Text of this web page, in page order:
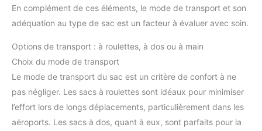
En complément de ces éléments, le mode de transport et son
adéquation au type de sac est un facteur à évaluer avec soin.
Options de transport : à roulettes, à dos ou à main
Choix du mode de transport
Le mode de transport du sac est un critère de confort à ne
pas négliger. Les sacs à roulettes sont idéaux pour minimiser
l’effort lors de longs déplacements, particulièrement dans les
aéroports. Les sacs à dos, quant à eux, sont parfaits pour la